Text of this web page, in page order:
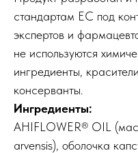
стандартам ЕС под
экспертов и
не используются
ингредиенты,
консерванты.
Ингредиенты:
AHIFLOWER® OIL
arvensis), оболочка